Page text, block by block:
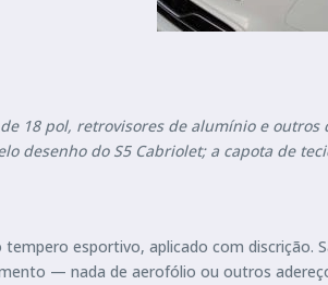
de 18 pol, retrovisores de alumínio e
desenho do S5 Cabriolet; a capota de
esportivo, aplicado com discrição.
— nada de aerofólio ou outros